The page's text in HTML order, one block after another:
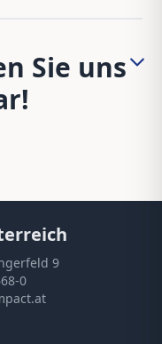
Sie uns
9
0